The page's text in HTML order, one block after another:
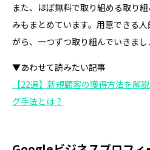
また、ほぼ無料で取り組める取り
みもまとめています。用意できる
がら、一つずつ取り組んでいきまし
▼あわせて読みたい記事
【22選】新規顧客の獲得方法を解
グ手法とは？